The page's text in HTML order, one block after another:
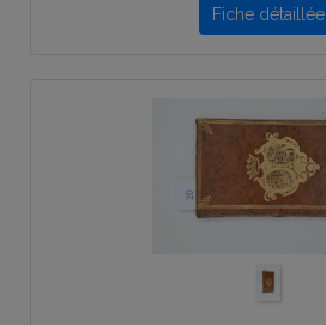
Fiche détaillée